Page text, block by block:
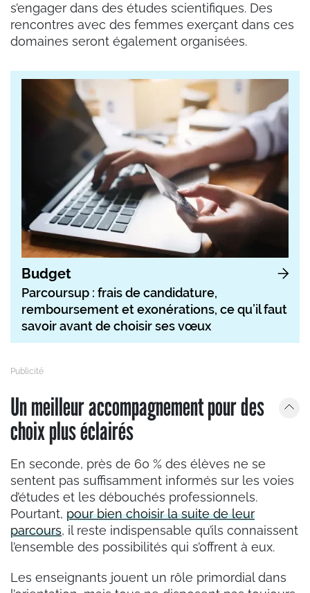
s’engager dans des études scientifiques. Des
rencontres avec des femmes exerçant dans ces
domaines seront également organisées.
Budget
Parcoursup : frais de candidature,
remboursement et exonérations, ce qu’il faut
savoir avant de choisir ses vœux
Un meilleur accompagnement pour des
choix plus éclairés
En seconde, près de 60 % des élèves ne se
sentent pas suffisamment informés sur les voies
d’études et les débouchés professionnels.
Pourtant, pour bien choisir la suite de leur
parcours, il reste indispensable qu’ils connaissent
l’ensemble des possibilités qui s’offrent à eux.
Les enseignants jouent un rôle primordial dans